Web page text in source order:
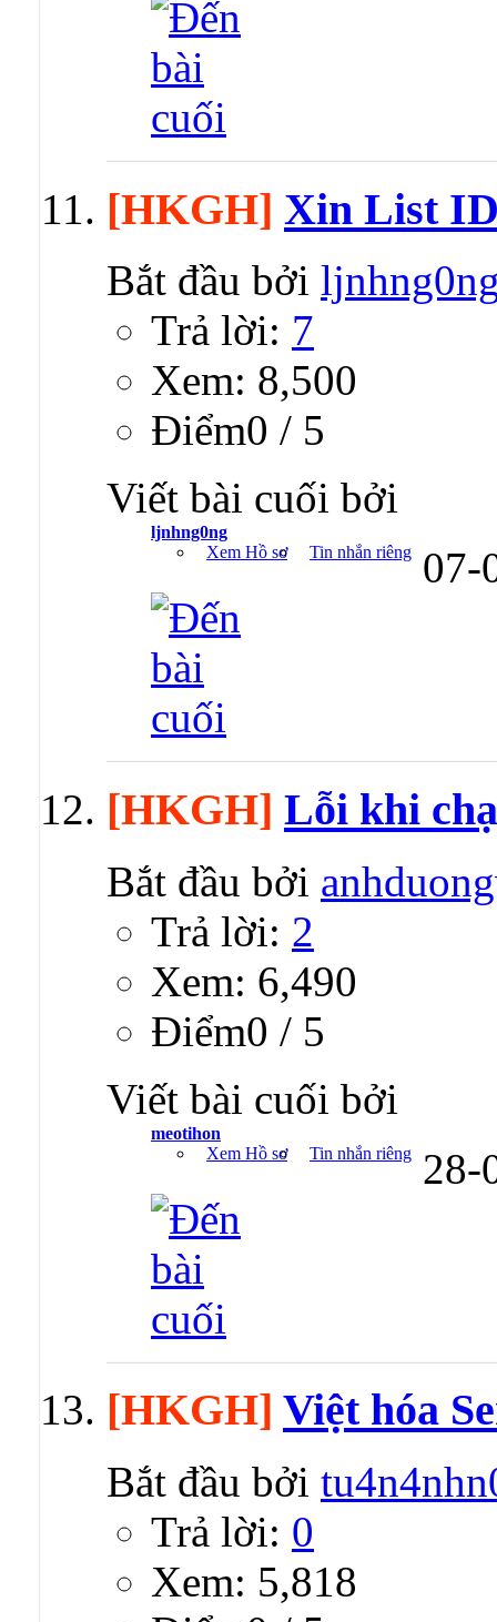
[HKGH] Xin List
Bắt đầu bởi
Trả lời: 7
Xem: 8,500
Ðiểm0 / 5
Viết bài cuối bởi
ljnhng0ng
Xem Hồ sơ
Tin nhắn riêng 07-
[HKGH] Lỗi khi
Bắt đầu bởi
Trả lời: 2
Xem: 6,490
Ðiểm0 / 5
Viết bài cuối bởi
meotihon
Xem Hồ sơ
Tin nhắn riêng 28-
[HKGH] Việt hóa
Bắt đầu bởi
Trả lời: 0
Xem: 5,818